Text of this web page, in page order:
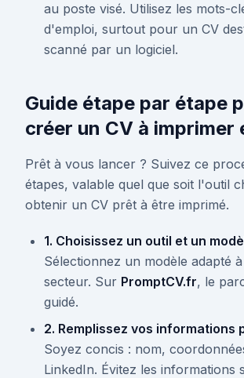
au poste visé. Utilisez les mots-
d'emploi, surtout pour un CV
scanné par un logiciel.
Guide étape par étape
créer un CV à imprimer
Prêt à vous lancer ? Suivez ce
étapes, valable quel que soit l'outil
obtenir un CV prêt à être imprimé.
1. Choisissez un outil et un
Sélectionnez un modèle adapté
secteur. Sur PromptCV.fr, le
guidé.
2. Remplissez vos informations
Soyez concis : nom,
LinkedIn. Évitez les informations